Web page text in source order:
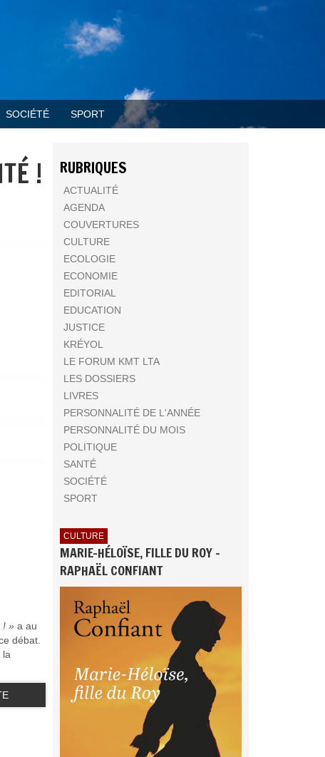
SOCIÉTÉ SPORT
!
! » a au
débat.
la
RUBRIQUES
ACTUALITÉ
AGENDA
COUVERTURES
CULTURE
ECOLOGIE
ECONOMIE
EDITORIAL
EDUCATION
JUSTICE
KRÉYOL
LE FORUM KMT LTA
LES DOSSIERS
LIVRES
PERSONNALITÉ DE L'ANNÉE
PERSONNALITÉ DU MOIS
POLITIQUE
SANTÉ
SOCIÉTÉ
SPORT
CULTURE
MARIE-HÉLOÏSE, FILLE DU ROY -
RAPHAËL CONFIANT